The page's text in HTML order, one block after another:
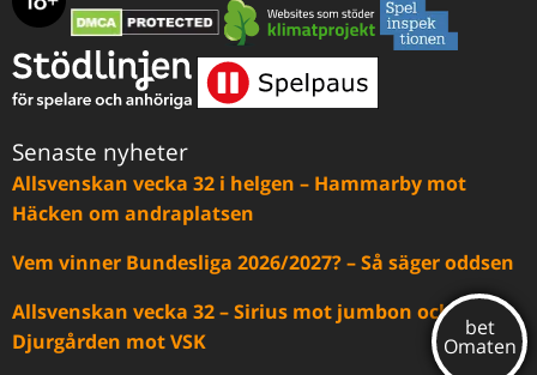
Senaste nyheter
Allsvenskan vecka 32 i helgen – Hammarby mot
Häcken om andraplatsen
Vem vinner Bundesliga 2026/2027? – Så säger oddsen
Allsvenskan vecka 32 – Sirius mot jumbon och
Djurgården mot VSK